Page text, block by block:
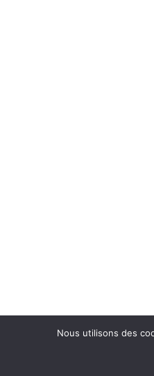
Nous utilisons des